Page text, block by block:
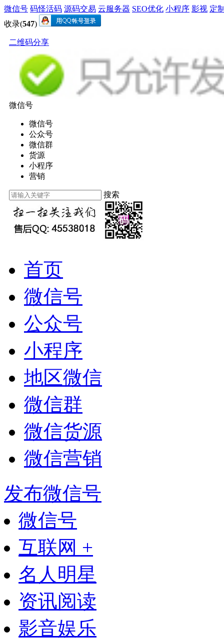
微信号 码怪活码 源码交易 云服务器 SEO优化 小程序 影视 定
收录(547)
二维码分享
微信号
微信号
公众号
微信群
货源
小程序
营销
搜索
首页
微信号
公众号
小程序
地区微信
微信群
微信货源
微信营销
发布微信号
微信号
互联网 +
名人明星
资讯阅读
影音娱乐